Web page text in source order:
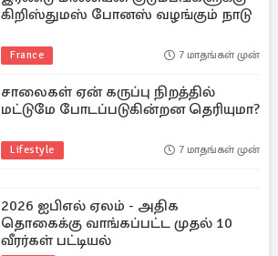
கிறிஸ்துமஸ் போனஸ் வழங்கும் நாடு
France 7 மாதங்கள் முன்
சாலைகள் ஏன் கருப்பு நிறத்தில்
மட்டுமே போடப்படுகின்றன தெரியுமா?
Lifestyle 7 மாதங்கள் முன்
2026 ஐபிஎல் ஏலம் - அதிக
தொகைக்கு வாங்கப்பட்ட முதல் 10
வீரர்கள் பட்டியல்